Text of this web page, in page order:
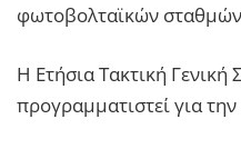
φωτοβολταϊκών
Η Ετήσια Τακτική Γενική
προγραμματιστεί για